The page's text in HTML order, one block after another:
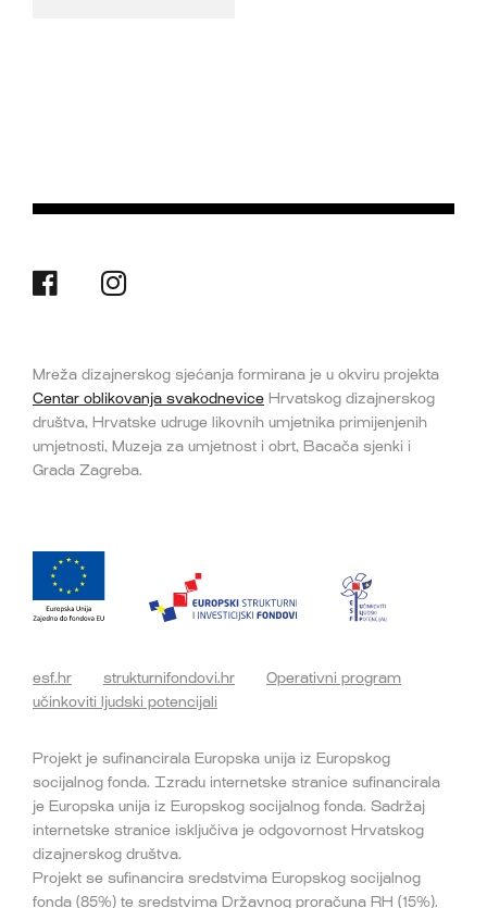
Mreža dizajnerskog sjećanja formirana je u okviru projekta
Centar oblikovanja svakodnevice Hrvatskog dizajnerskog
društva, Hrvatske udruge likovnih umjetnika primijenjenih
umjetnosti, Muzeja za umjetnost i obrt, Bacača sjenki i
Grada Zagreba.
esf.hr strukturnifondovi.hr
Operativni program
učinkoviti ljudski potencijali
Projekt je sufinancirala Europska unija iz Europskog
socijalnog fonda. Izradu internetske stranice sufinancirala
je Europska unija iz Europskog socijalnog fonda. Sadržaj
internetske stranice isključiva je odgovornost Hrvatskog
dizajnerskog društva.
Projekt se sufinancira sredstvima Europskog socijalnog
fonda (85%) te sredstvima Državnog proračuna RH (15%).